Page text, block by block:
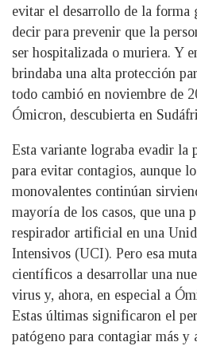
evitar el desarrollo de la forma
decir para prevenir que la
ser hospitalizada o muriera. Y
brindaba una alta protección
todo cambió en noviembre de
Ómicron, descubierta en
Esta variante lograba evadir la
para evitar contagios, aunque
monovalentes continúan
mayoría de los casos, que una
respirador artificial en una
Intensivos (UCI). Pero esa
científicos a desarrollar una
virus y, ahora, en especial a
Estas últimas significaron el
patógeno para contagiar más